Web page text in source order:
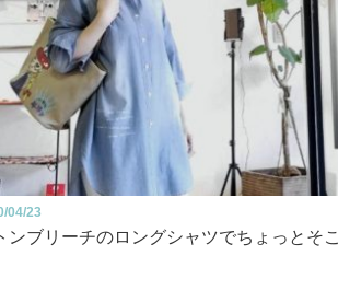
04/23
ンブリーチのロングシャツでちょっとそこ